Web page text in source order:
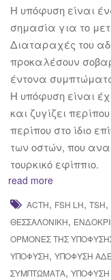
H υπόφυση είναι
σημασία για το
Διαταραχές του
προκαλέσουν
έντονα
Η υπόφυση είναι
και ζυγίζει
περίπου στο ίδιο
των οστών, που
τουρκικό εφίππιο.
read more
ACTH, FSH LH, TSH,
ΘΕΣΣΑΛΟΝΊΚΗ,
ΟΡΜΌΝΕΣ ΤΗΣ
ΥΠΌΦΥΣΗ, ΥΠΌΦΥΣΗ
ΣΥΜΠΤΏΜΑΤΑ, ΥΠΌΦΥΣΗ